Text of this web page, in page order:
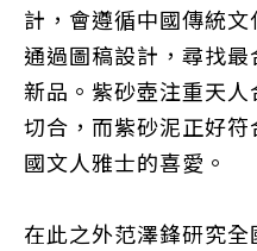
計，會遵循中國傳統文
通過圖稿設計，尋找
新品。紫砂壺注重天
切合，而紫砂泥正好
國文人雅士的喜愛。
在此之外范澤鋒研究全